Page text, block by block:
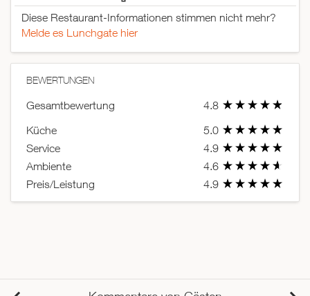
Diese Restaurant-Informationen stimmen nicht mehr?
Melde es Lunchgate hier
BEWERTUNGEN
Gesamtbewertung
4.8
Küche
5.0
Service
4.9
Ambiente
4.6
Preis/Leistung
4.9